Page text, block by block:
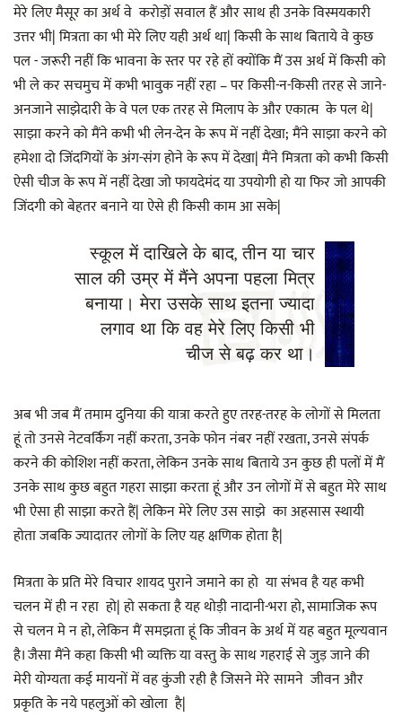
मेरे लिए मैसूर का अर्थ वे करोड़ों सवाल हैं और साथ ही उनके विस्मयकारी
उत्तर भी| मित्रता का भी मेरे लिए यही अर्थ था| किसी के साथ बिताये वे कुछ
पल - जरूरी नहीं कि भावना के स्तर पर रहे हों क्योंकि मैं उस अर्थ में किसी को
भी ले कर सचमुच में कभी भावुक नहीं रहा – पर किसी-न-किसी तरह से जाने-
अनजाने साझेदारी के वे पल एक तरह से मिलाप के और एकात्म के पल थे|
साझा करने को मैंने कभी भी लेन-देन के रूप में नहीं देखा; मैंने साझा करने को
हमेशा दो जिंदगियों के अंग-संग होने के रूप में देखा| मैंने मित्रता को कभी किसी
ऐसी चीज के रूप में नहीं देखा जो फायदेमंद या उपयोगी हो या फिर जो आपकी
जिंदगी को बेहतर बनाने या ऐसे ही किसी काम आ सके|
स्कूल में दाखिले के बाद, तीन या चार
साल की उम्र में मैंने अपना पहला मित्र
बनाया। मेरा उसके साथ इतना ज्यादा
लगाव था कि वह मेरे लिए किसी भी
चीज से बढ़ कर था।
अब भी जब मैं तमाम दुनिया की यात्रा करते हुए तरह-तरह के लोगों से मिलता
हूं तो उनसे नेटवर्किंग नहीं करता, उनके फोन नंबर नहीं रखता, उनसे संपर्क
करने की कोशिश नहीं करता, लेकिन उनके साथ बिताये उन कुछ ही पलों में मैं
उनके साथ कुछ बहुत गहरा साझा करता हूं और उन लोगों में से बहुत मेरे साथ
भी ऐसा ही साझा करते हैं| लेकिन मेरे लिए उस साझे का अहसास स्थायी
होता जबकि ज्यादातर लोगों के लिए यह क्षणिक होता है|
मित्रता के प्रति मेरे विचार शायद पुराने जमाने का हो या संभव है यह कभी
चलन में ही न रहा हो| हो सकता है यह थोड़ी नादानी-भरा हो, सामाजिक रूप
से चलन मे न हो, लेकिन मैं समझता हूं कि जीवन के अर्थ में यह बहुत मूल्यवान
है। जैसा मैंने कहा किसी भी व्यक्ति या वस्तु के साथ गहराई से जुड़ जाने की
मेरी योग्यता कई मायनों में वह कुंजी रही है जिसने मेरे सामने जीवन और
प्रकृति के नये पहलुओं को खोला है|